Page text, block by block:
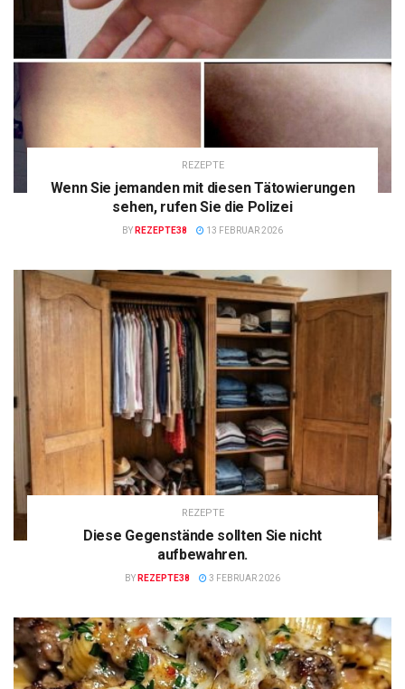
REZEPTE
Wenn Sie jemanden mit diesen Tätowierungen
sehen, rufen Sie die Polizei
BY REZEPTE38 13 FEBRUAR 2026
REZEPTE
Diese Gegenstände sollten Sie nicht
aufbewahren.
BY REZEPTE38 3 FEBRUAR 2026